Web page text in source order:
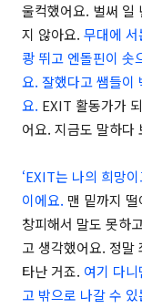
울컥했어요. 벌써 일
지 않아요. 무대에
쾅 뛰고 엔돌핀이 솟
요. 잘했다고 쌤들이
요. EXIT 활동가가
어요. 지금도 말하다
‘EXIT는 나의 희망
이에요. 맨 밑까지
창피해서 말도 못하
고 생각했어요. 정말
타난 거죠. 여기 다
고 밖으로 나갈 수